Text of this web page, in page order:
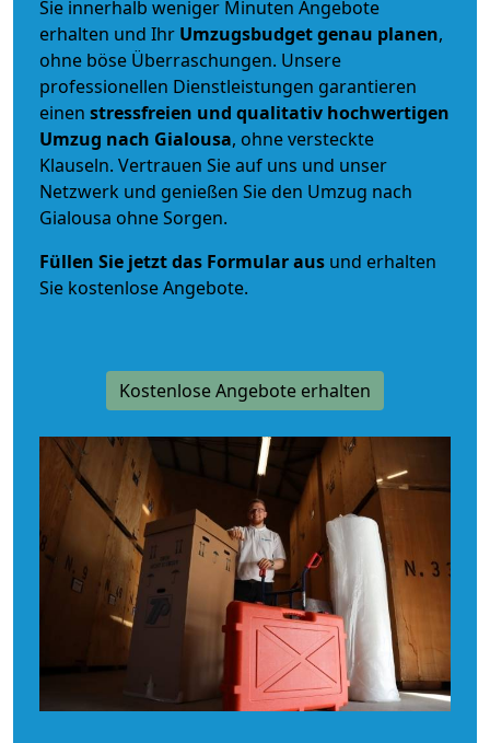
Sie innerhalb weniger Minuten Angebote
erhalten und Ihr Umzugsbudgetgenau planen,
ohne böse Überraschungen. Unsere
professionellen Dienstleistungen garantieren
einen stressfreien und qualitativ hochwertigen
Umzug nach Gialousa, ohne versteckte
Klauseln. Vertrauen Sie auf uns und unser
Netzwerk und genießen Sie den Umzug nach
Gialousa ohne Sorgen.
Füllen Sie jetzt das Formular aus und erhalten
Sie kostenlose Angebote.
Kostenlose Angebote erhalten